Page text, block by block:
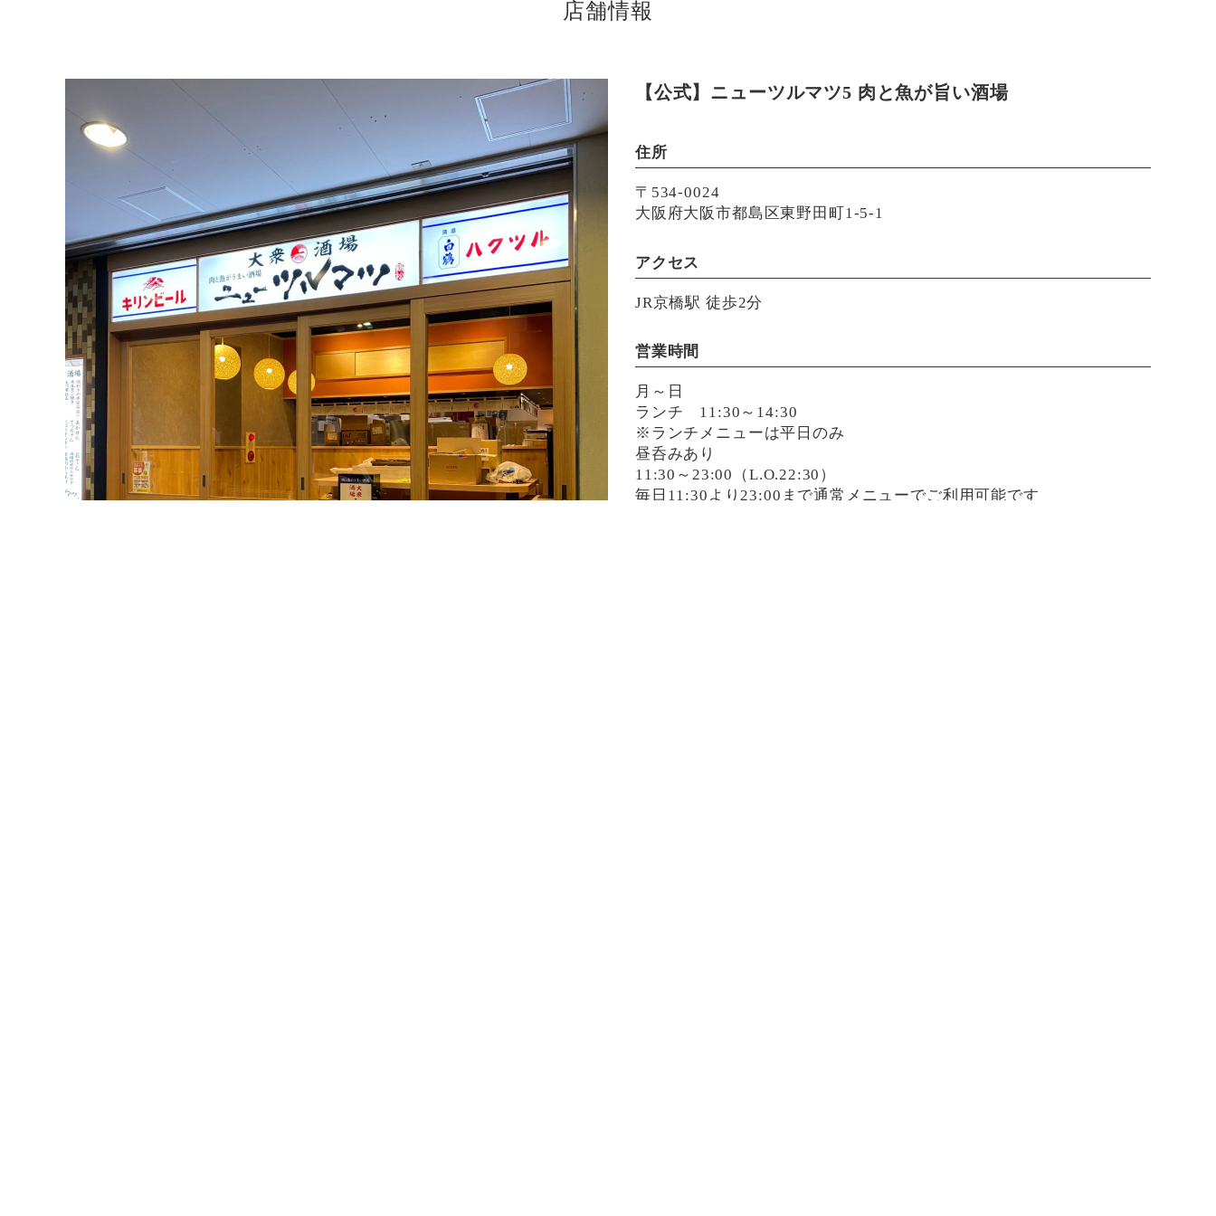
店舗情報
【公式】ニューツルマツ5 肉と魚が旨い酒場
住所
〒534-0024
大阪府大阪市都島区東野田町1-5-1
アクセス
JR京橋駅 徒歩2分
営業時間
月～日
ランチ 11:30～14:30
※ランチメニューは平日のみ
昼呑みあり
11:30～23:00（L.O.22:30）
毎日11:30より23:00まで通常メニューでご利用可能です